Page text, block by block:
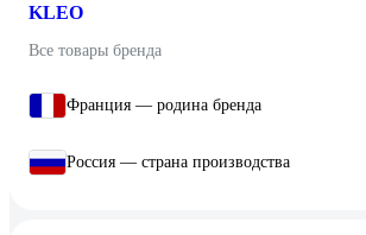
KLEO
Все товары бренда
Франция — родина бренда
Россия — страна производства